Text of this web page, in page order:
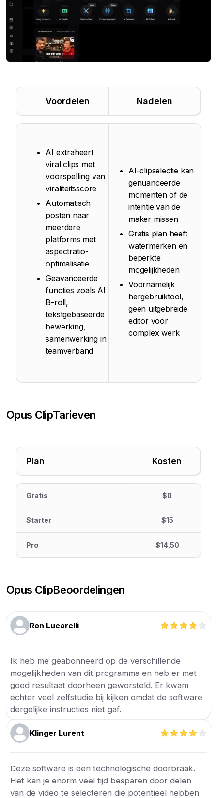
Voordelen Nadelen
AI extraheert
viral clips met
voorspelling van
viraliteitsscore
Automatisch
posten naar
meerdere
platforms met
aspectratio-
optimalisatie
Geavanceerde
functies zoals AI
B-roll,
tekstgebaseerde
bewerking,
samenwerking in
teamverband
AI-clipselectie kan
genuanceerde
momenten of de
intentie van de
maker missen
Gratis plan heeft
watermerken en
beperkte
mogelijkheden
Voornamelijk
hergebruiktool,
geen uitgebreide
editor voor
complex werk
Opus ClipTarieven
Plan Kosten
Gratis $0
Starter $15
Pro $14.50
Opus ClipBeoordelingen
Ron Lucarelli
Ik heb me geabonneerd op de verschillende
mogelijkheden van dit programma en heb er met
goed resultaat doorheen geworsteld. Er kwam
echter veel zelfstudie bij kijken omdat de software
dergelijke instructies niet gaf.
Klinger Lurent
Deze software is een technologische doorbraak.
Het kan je enorm veel tijd besparen door delen
van de video te selecteren die potentieel hebben